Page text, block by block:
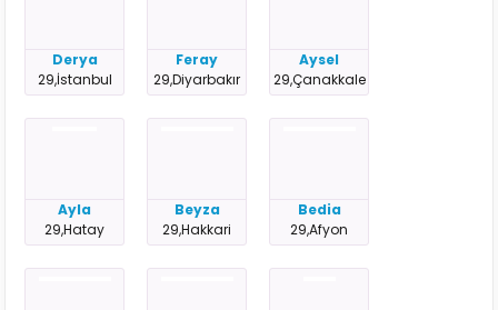
Derya
29,İstanbul
Feray
29,Diyarbakır
Aysel
29,Çanakkale
Ayla
29,Hatay
Beyza
29,Hakkari
Bedia
29,Afyon